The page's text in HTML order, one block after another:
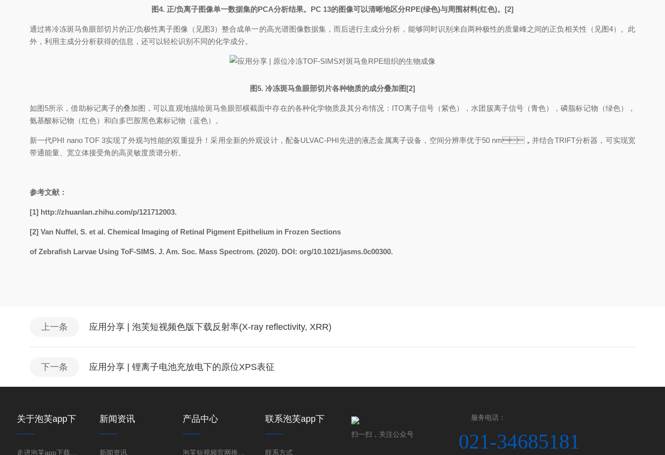
图4. 正/负离子图像单一数据集的PCA分析结果。PC 13的图像可以清晰地区分RPE(绿色)与周围材料(红色)。[2]
通过将冷冻斑马鱼眼部切片的正/负极性离子图像（见图3）整合成单一的高光谱图像数据集，而后进行主成分分析，能够同时识别来自两种极性的质量峰之间的正负相关性（见图4）。此
外，利用主成分分析获得的信息，还可以轻松识别不同的化学成分。
图5. 冷冻斑马鱼眼部切片各种物质的成分叠加图[2]
如图5所示，借助标记离子的叠加图，可以直观地描绘斑马鱼眼部横截面中存在的各种化学物质及其分布情况：ITO离子信号（紫色），水团簇离子信号（青色），磷脂标记物（绿色），
氨基酸标记物（红色）和白多巴胺黑色素标记物（蓝色）。
新一代PHI nano TOF 3实现了外观与性能的双重提升！采用全新的外观设计，配备ULVAC-PHI先进的液态金属离子设备，空间分辨率优于50 nm，并结合TRIFT分析器，可实现宽
带通能量、宽立体接受角的高灵敏度质谱分析。
参考文献：
[1] http://zhuanlan.zhihu.com/p/121712003.
[2] Van Nuffel, S. et al. Chemical Imaging of Retinal Pigment Epithelium in Frozen Sections
of Zebrafish Larvae Using ToF-SIMS. J. Am. Soc. Mass Spectrom. (2020). DOI: org/10.1021/jasms.0c00300.
上一条 应用分享 | 泡芙短视频色版下载反射率(X-ray reflectivity, XRR)
下一条 应用分享 | 锂离子电池充放电下的原位XPS表征
关于泡芙app下
载免费版下载新
版
新闻资讯
新闻资讯
产品中心
联系泡芙app下
载免费版下载新
版
联系方式
扫一扫，关注公众号
服务电话：
021-34685181